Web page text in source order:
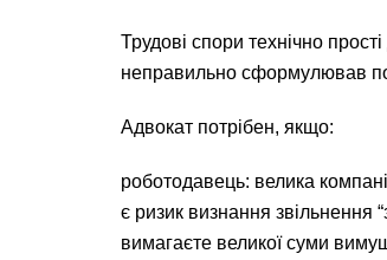
Трудові спори технічно
неправильно сформулював
Адвокат потрібен, якщо:
роботодавець: велика
є ризик визнання
вимагаєте великої суми